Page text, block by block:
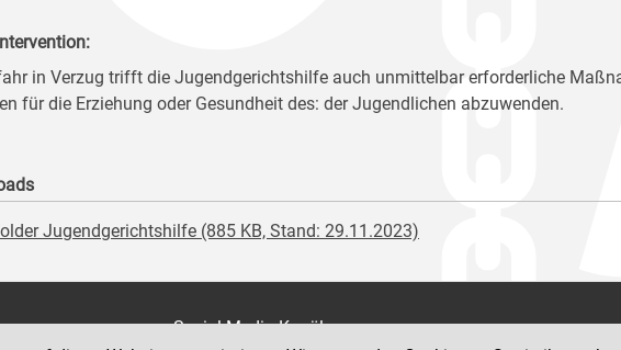
in Verzug trifft die Jugendgerichtshilfe auch unmittelbar erforderliche
für die Erziehung oder Gesundheit des: der Jugendlichen abzuwenden.
Jugendgerichtshilfe (885 KB, Stand: 29.11.2023)
Social Media Kanäle